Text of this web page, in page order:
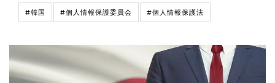
#韓国 #個人情報保護委員会 #個人情報保護法